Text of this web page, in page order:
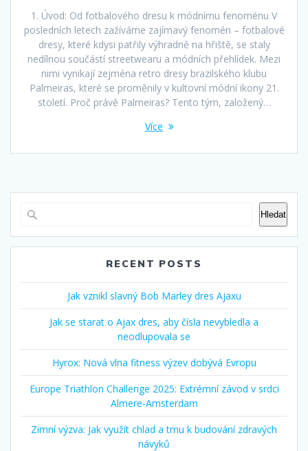
1. Úvod: Od fotbalového dresu k módnímu fenoménu V
posledních letech zažíváme zajímavý fenomén – fotbalové
dresy, které kdysi patřily výhradně na hřiště, se staly
nedílnou součástí streetwearu a módních přehlídek. Mezi
nimi vynikají zejména retro dresy brazilského klubu
Palmeiras, které se proměnily v kultovní módní ikony 21.
století. Proč právě Palmeiras? Tento tým, založený…
Více
Hledat
RECENT POSTS
Jak vznikl slavný Bob Marley dres Ajaxu
Jak se starat o Ajax dres, aby čísla nevybledla a
neodlupovala se
Hyrox: Nová vlna fitness výzev dobývá Evropu
Europe Triathlon Challenge 2025: Extrémní závod v srdci
Almere‑Amsterdam
Zimní výzva: Jak využít chlad a tmu k budování zdravých
návyků